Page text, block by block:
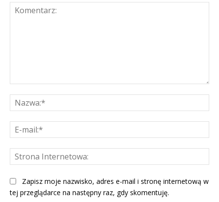
Zapisz moje nazwisko, adres e-mail i stronę internetową w
tej przeglądarce na następny raz, gdy skomentuję.